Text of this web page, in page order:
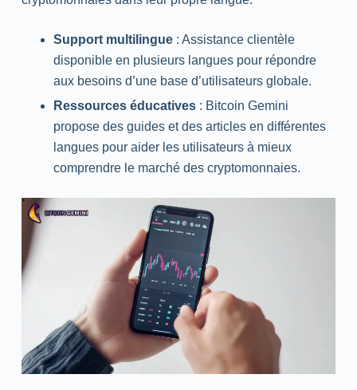
Support multilingue: Assistance clientèle
disponible en plusieurs langues pour répondre
aux besoins d’une base d’utilisateurs globale.
Ressources éducatives: Bitcoin Gemini
propose des guides et des articles en différentes
langues pour aider les utilisateurs à mieux
comprendre le marché des cryptomonnaies.